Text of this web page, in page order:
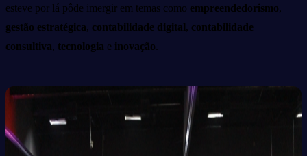
esteve por lá pôde imergir em temas como empreendedorismo,
gestão estratégica, contabilidade digital, contabilidade
consultiva, tecnologia e inovação.